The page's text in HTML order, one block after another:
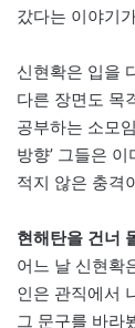
갔다는 이야기
신현확은 입을
다른 장면도 목
공부하는 소모
방향’ 그들은
적지 않은 충격
현해탄을 건너
어느 날 신현확
인은 관직에서
그 문구를 바라